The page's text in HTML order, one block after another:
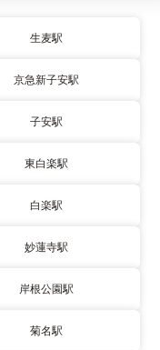
生麦駅
京急新子安駅
子安駅
東白楽駅
白楽駅
妙蓮寺駅
岸根公園駅
菊名駅